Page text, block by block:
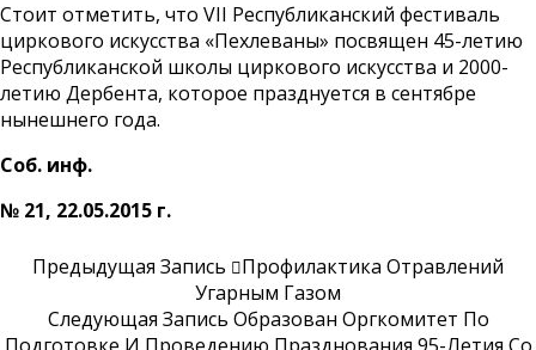
Стоит отметить, что VII Республиканский фестиваль
циркового искусства «Пехлеваны» посвящен 45-летию
Республиканской школы циркового искусства и 2000-
летию Дербента, которое празднуется в сентябре
нынешнего года.
Соб. инф.
№ 21, 22.05.2015 г.
Предыдущая Запись
Профилактика Отравлений
Угарным Газом
Следующая Запись Образован Оргкомитет По